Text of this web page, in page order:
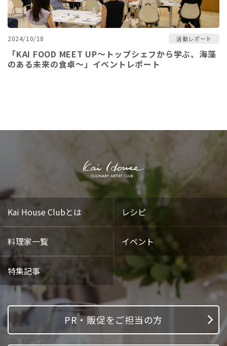
2024/10/18 活動レポート
「KAI FOOD MEET UP～トップシェフから学ぶ、海藻
のある未来の食卓～」イベントレポート
Kai House Clubとは レシピ
料理家一覧 イベント
特集記事
PR・販促をご担当の方